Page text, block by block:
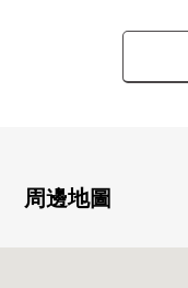
・在沿吉祥寺通便
・適合東南的有陽
・私人使用面積約
周邊地圖